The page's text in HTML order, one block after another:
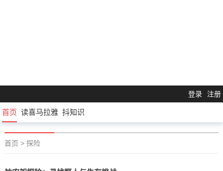
登录 注册
首页 读喜马拉雅 抖知识
首页 > 探险